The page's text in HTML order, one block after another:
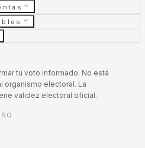
tu voto informado. No está
organismo electoral. La
validez electoral oficial.